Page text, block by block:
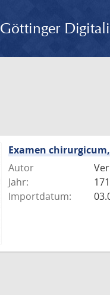
Göttinger
Examen
Autor
Jahr:
Importdatum: